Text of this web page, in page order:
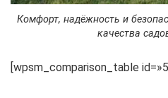
Комфорт, надёжность и
качества
[wpsm_comparison_table